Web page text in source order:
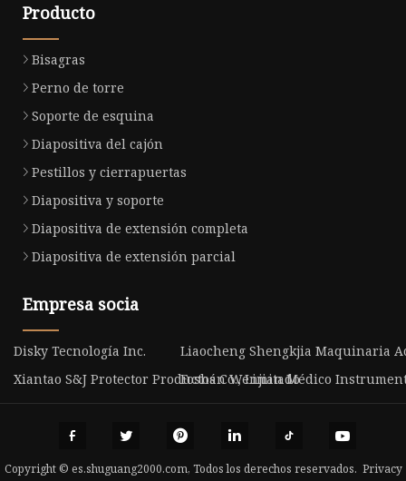
Producto
Bisagras
Perno de torre
Soporte de esquina
Diapositiva del cajón
Pestillos y cierrapuertas
Diapositiva y soporte
Diapositiva de extensión completa
Diapositiva de extensión parcial
Empresa socia
Disky Tecnología Inc.
Liaocheng Shengkjia Maquinaria
Xiantao S&J Protector Productos Co., Limitado
Foshán Wenjian Médico
Copyright © es.shuguang2000.com, Todos los derechos reservados. Privacy